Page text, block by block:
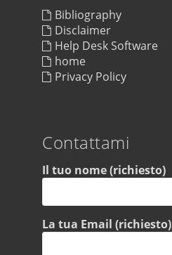
Bibliography
Disclaimer
Help Desk Software
home
Privacy Policy
Contattami
Il tuo nome (richiesto)
La tua Email (richiesto)